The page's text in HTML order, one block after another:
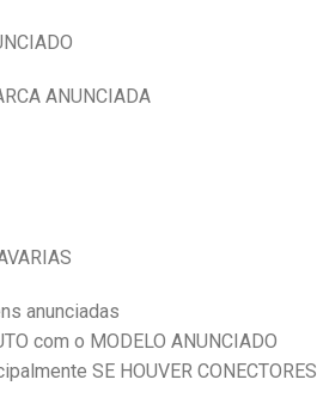
ANUNCIADA
anunciadas
com o MODELO ANUNCIADO
SE HOUVER CONECTORES